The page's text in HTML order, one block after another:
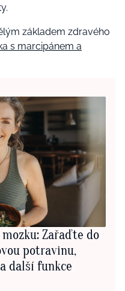
základem zdravého
s marcipánem a
Zařaďte do
potravinu,
další funkce